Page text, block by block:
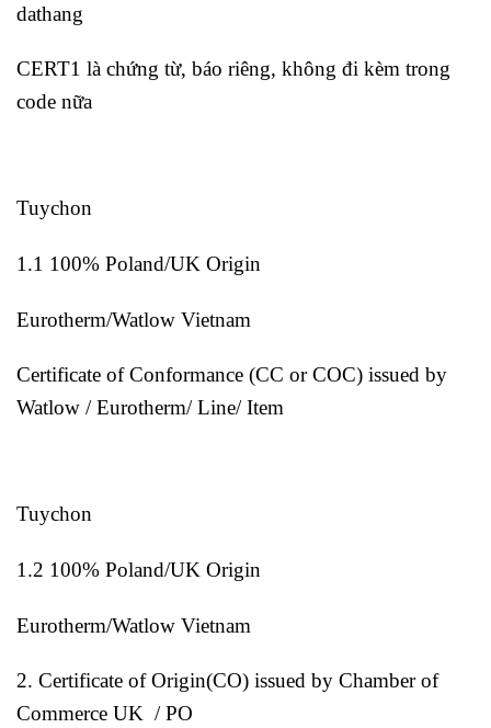
dathang
CERT1 là chứng từ, báo riêng, không đi kèm trong
code nữa
Tuychon
1.1 100% Poland/UK Origin
Eurotherm/Watlow Vietnam
Certificate of Conformance (CC or COC) issued by
Watlow / Eurotherm/ Line/ Item
Tuychon
1.2 100% Poland/UK Origin
Eurotherm/Watlow Vietnam
2. Certificate of Origin(CO) issued by Chamber of
Commerce UK / PO